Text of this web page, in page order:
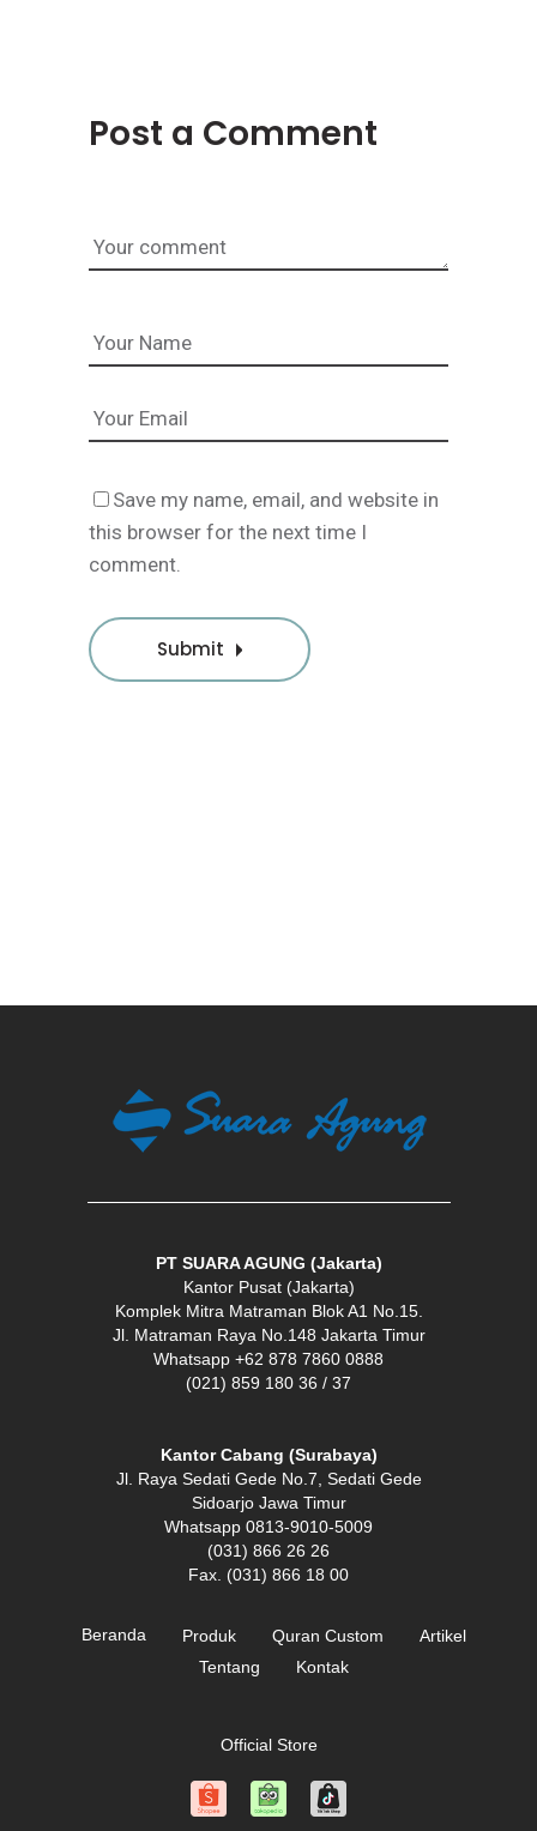
Post a Comment
Save my name, email, and website in
this browser for the next time I
comment.
Submit
PT SUARA AGUNG (Jakarta)
Kantor Pusat (Jakarta)
Komplek Mitra Matraman Blok A1 No.15.
Jl. Matraman Raya No.148 Jakarta Timur
Whatsapp +62 878 7860 0888
(021) 859 180 36 / 37
Kantor Cabang (Surabaya)
Jl. Raya Sedati Gede No.7, Sedati Gede
Sidoarjo Jawa Timur
Whatsapp 0813-9010-5009
(031) 866 26 26
Fax. (031) 866 18 00
Beranda Produk Quran Custom
Artikel
Tentang
Kontak
Official Store